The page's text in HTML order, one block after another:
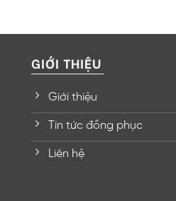
GIỚI THIỆU
Giới thiệu
Tin tức đồng phục
Liên hệ